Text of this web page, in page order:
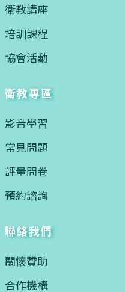
衛教講座
培訓課程
協會活動
衛教專區
影音學習
常見問題
評量問卷
預約諮詢
聯絡我們
關懷贊助
合作機構